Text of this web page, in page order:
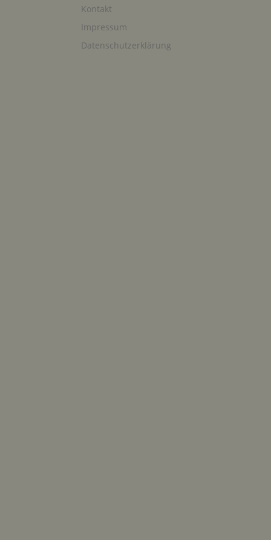
Kontakt
Impressum
Datenschutzerklärung